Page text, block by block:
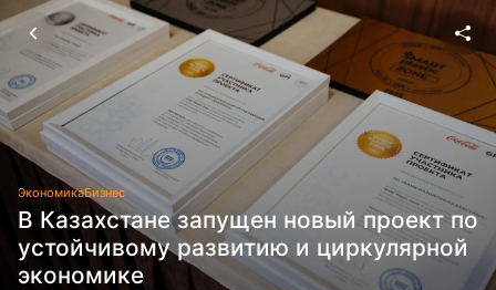
ЭкономикаБизнес
В Казахстане запущен новый проект по
устойчивому развитию и циркулярной
экономике